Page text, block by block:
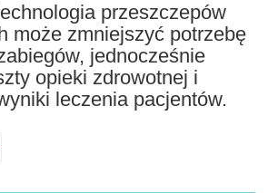
przeszczepów
może zmniejszyć potrzebę
jednocześnie
opieki zdrowotnej i
leczenia pacjentów.